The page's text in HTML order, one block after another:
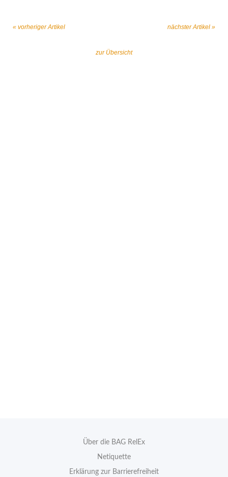
« vorheriger Artikel
zur Übersicht
nächster Artikel »
Über die BAG RelEx
Netiquette
Erklärung zur Barrierefreiheit